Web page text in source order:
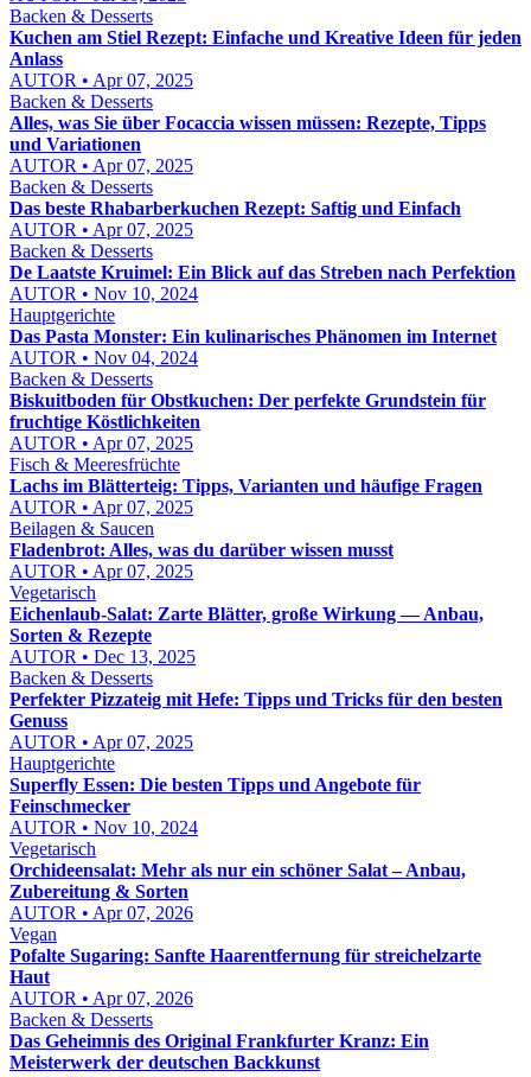
Backen & Desserts
Kuchen am Stiel Rezept: Einfache und Kreative Ideen für jeden
Anlass
AUTOR • Apr 07, 2025
Backen & Desserts
Alles, was Sie über Focaccia wissen müssen: Rezepte, Tipps
und Variationen
AUTOR • Apr 07, 2025
Backen & Desserts
Das beste Rhabarberkuchen Rezept: Saftig und Einfach
AUTOR • Apr 07, 2025
Backen & Desserts
De Laatste Kruimel: Ein Blick auf das Streben nach Perfektion
AUTOR • Nov 10, 2024
Hauptgerichte
Das Pasta Monster: Ein kulinarisches Phänomen im Internet
AUTOR • Nov 04, 2024
Backen & Desserts
Biskuitboden für Obstkuchen: Der perfekte Grundstein für
fruchtige Köstlichkeiten
AUTOR • Apr 07, 2025
Fisch & Meeresfrüchte
Lachs im Blätterteig: Tipps, Varianten und häufige Fragen
AUTOR • Apr 07, 2025
Beilagen & Saucen
Fladenbrot: Alles, was du darüber wissen musst
AUTOR • Apr 07, 2025
Vegetarisch
Eichenlaub-Salat: Zarte Blätter, große Wirkung — Anbau,
Sorten & Rezepte
AUTOR • Dec 13, 2025
Backen & Desserts
Perfekter Pizzateig mit Hefe: Tipps und Tricks für den besten
Genuss
AUTOR • Apr 07, 2025
Hauptgerichte
Superfly Essen: Die besten Tipps und Angebote für
Feinschmecker
AUTOR • Nov 10, 2024
Vegetarisch
Orchideensalat: Mehr als nur ein schöner Salat – Anbau,
Zubereitung & Sorten
AUTOR • Apr 07, 2026
Vegan
Pofalte Sugaring: Sanfte Haarentfernung für streichelzarte
Haut
AUTOR • Apr 07, 2026
Backen & Desserts
Das Geheimnis des Original Frankfurter Kranz: Ein
Meisterwerk der deutschen Backkunst